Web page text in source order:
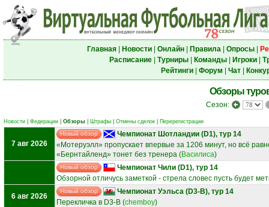
Главная| Новости| Онлайн| Правила| Опросы|
Расписание| Турниры| Команды| Игроки|
Рейтинги| Форум Чат|
Обзоры
Сезон:
Новости Федерации Обзоры Штрафы Отмены сделок Перерегистрации
7 авг 2026
Новый обзор
Чемпионат Шотландии (D1), тур 14
«Мотеруэлл» пропускает впервые за 1206 минут, но всё
«Бернтайленд» тонет без тренера (Василиса)
Новый обзор
Чемпионат Чили (D1), тур 14
Обзорной отличусь заметкой - стрела словес пусть будет
6 авг 2026
Новый обзор
Чемпионат Уэльса (D3-B), тур 14
Перекличка в D3-B (chemboy)